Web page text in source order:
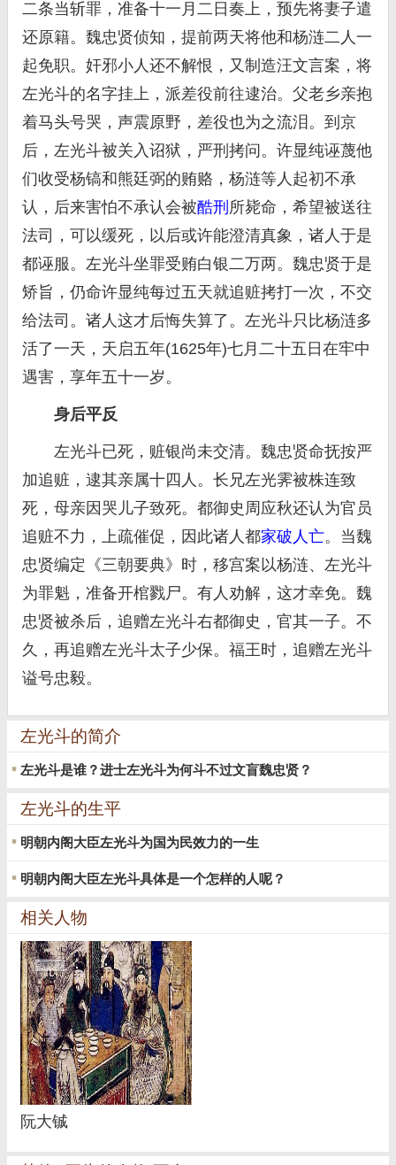
二条当斩罪，准备十一月二日奏上，预先将妻子遣
还原籍。魏忠贤侦知，提前两天将他和杨涟二人一
起免职。奸邪小人还不解恨，又制造汪文言案，将
左光斗的名字挂上，派差役前往逮治。父老乡亲抱
着马头号哭，声震原野，差役也为之流泪。到京
后，左光斗被关入诏狱，严刑拷问。许显纯诬蔑他
们收受杨镐和熊廷弼的贿赂，杨涟等人起初不承
认，后来害怕不承认会被酷刑 所毙命，希望被送往
法司，可以缓死，以后或许能澄清真象，诸人于是
都诬服。左光斗坐罪受贿白银二万两。魏忠贤于是
矫旨，仍命许显纯每过五天就追赃拷打一次，不交
给法司。诸人这才后悔失算了。左光斗只比杨涟多
活了一天，天启五年(1625年)七月二十五日在牢中
遇害，享年五十一岁。
身后平反
左光斗已死，赃银尚未交清。魏忠贤命抚按严
加追赃，逮其亲属十四人。长兄左光霁被株连致
死，母亲因哭儿子致死。都御史周应秋还认为官员
追赃不力，上疏催促，因此诸人都家破人亡。当魏
忠贤编定《三朝要典》时，移宫案以杨涟、左光斗
为罪魁，准备开棺戮尸。有人劝解，这才幸免。魏
忠贤被杀后，追赠左光斗右都御史，官其一子。不
久，再追赠左光斗太子少保。福王时，追赠左光斗
谥号忠毅。
左光斗的简介
左光斗是谁？进士左光斗为何斗不过文盲魏忠贤？
左光斗的生平
明朝内阁大臣左光斗为国为民效力的一生
明朝内阁大臣左光斗具体是一个怎样的人呢？
相关人物
阮大铖